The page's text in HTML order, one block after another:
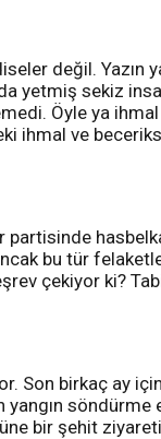
değil. Yazın
yetmiş sekiz
Öyle ya
ihmal ve
partisinde
bu tür
çekiyor ki?
birkaç ay
yangın
bir şehit